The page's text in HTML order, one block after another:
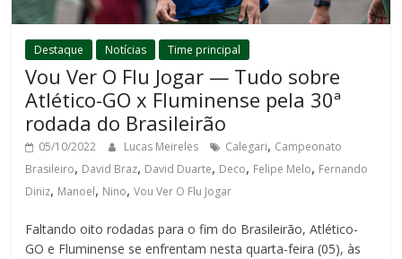
Destaque Notícias Time principal
Vou Ver O Flu Jogar — Tudo sobre
Atlético-GO x Fluminense pela 30ª
rodada do Brasileirão
05/10/2022 Lucas Meireles Calegari, Campeonato
Brasileiro, David Braz, David Duarte, Deco, Felipe Melo, Fernando
Diniz, Manoel, Nino,Vou Ver O Flu Jogar
Faltando oito rodadas para o fim do Brasileirão, Atlético-
GO e Fluminense se enfrentam nesta quarta-feira (05), às